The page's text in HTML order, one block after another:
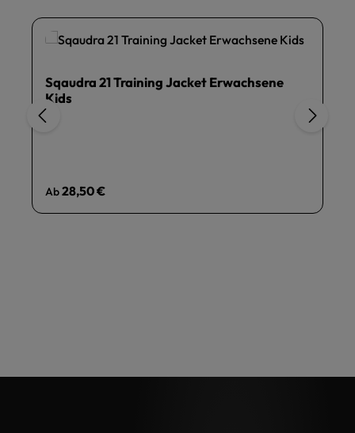
Sqaudra 21 Training Jacket Erwachsene
Kids
Regulärer Preis:
Ab28,50 €